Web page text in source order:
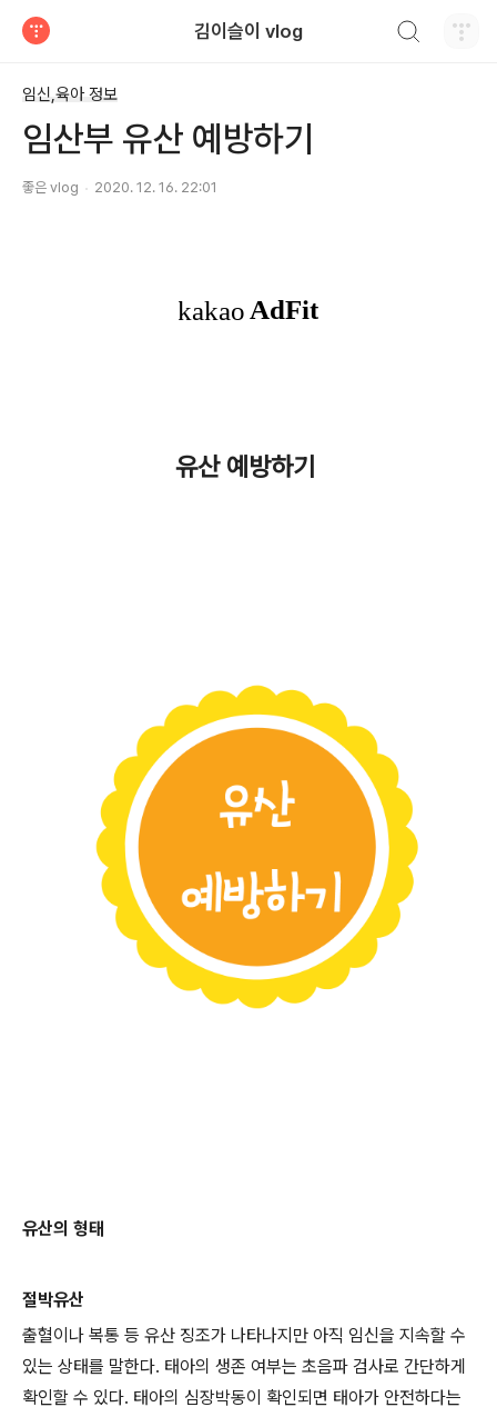
김이슬이 vlog
임신,육아 정보
임산부 유산 예방하기
좋은 vlog 2020. 12. 16. 22:01
유산 예방하기
유산의 형태
절박유산
출혈이나 복통 등 유산 징조가 나타나지만 아직 임신을 지속할 수
있는 상태를 말한다. 태아의 생존 여부는 초음파 검사로 간단하게
확인할 수 있다. 태아의 심장박동이 확인되면 태아가 안전하다는